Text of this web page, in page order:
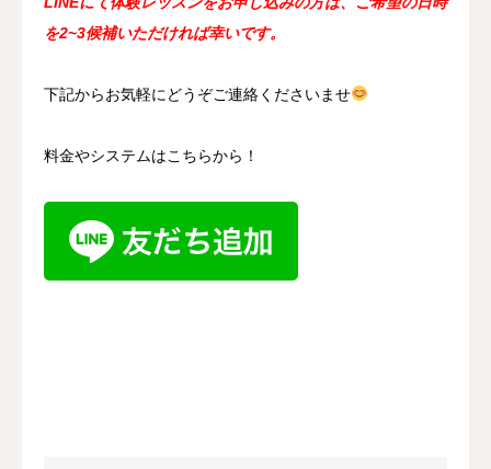
を2~3候補いただければ幸いです。
下記からお気軽にどうぞご連絡くださいませ
料金やシステムはこちらから！